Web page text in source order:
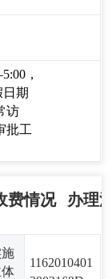
，
日期
访
批工
费情况 办理
1162010401